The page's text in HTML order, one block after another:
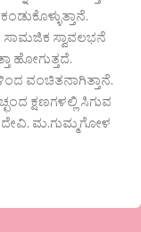
ಸಾಮಜಿಕ ಸ್ವಾವಲಭನೆ
ಹೋಗುತ್ತದೆ.
ವಂಚಿತನಾಗಿತ್ತಾನೆ.
ಕ್ಷಣಗಳಲ್ಲಿ ಸಿಗುವ
ಮ.ಗುಮ್ಮಗೋಳ